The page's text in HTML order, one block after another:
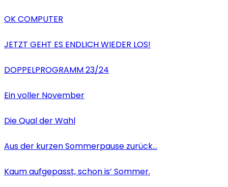
OK COMPUTER
JETZT GEHT ES ENDLICH WIEDER LOS!
DOPPELPROGRAMM 23/24
Ein voller November
Die Qual der Wahl
Aus der kurzen Sommerpause zurück…
Kaum aufgepasst, schon is’ Sommer.